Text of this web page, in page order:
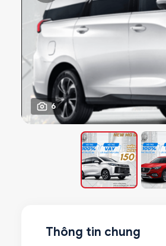
6
Thông tin chung